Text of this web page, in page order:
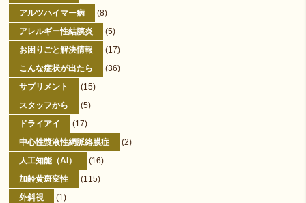
アルツハイマー病
(8)
アレルギー性結膜炎
(5)
お困りごと解決情報
(17)
こんな症状が出たら
(36)
サプリメント
(15)
スタッフから
(5)
ドライアイ
(17)
中心性漿液性網脈絡膜症
(2)
人工知能（AI）
(16)
加齢黄斑変性
(115)
外斜視
(1)